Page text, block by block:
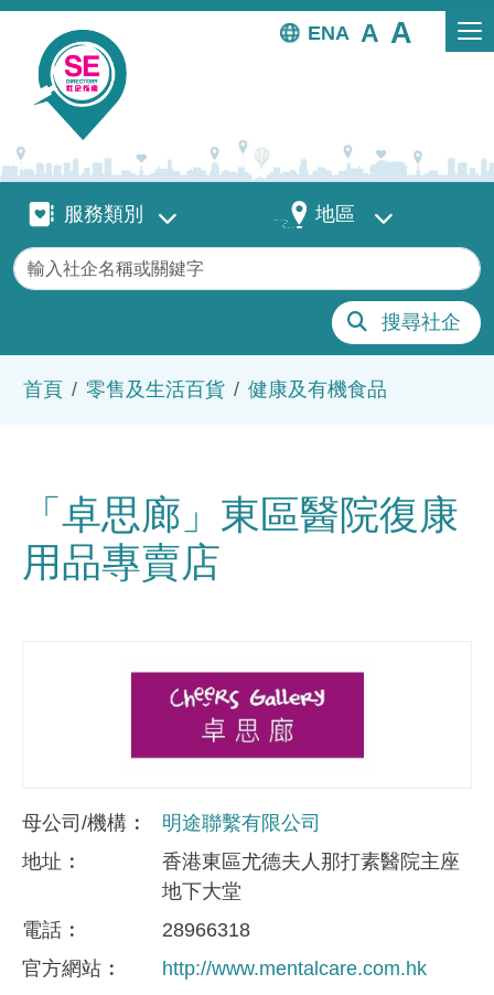
移至主內容
EN
服務類別服務類別 地區 地區
關鍵字
搜尋社企
首頁 零售及生活百貨 健康及有機食品
「卓思廊」東區醫院復康
用品專賣店
母公司/機構
明途聯繫有限公司
地址
香港東區尤德夫人那打素醫院主座
地下大堂
電話
28966318
官方網站
http://www.mentalcare.com.hk